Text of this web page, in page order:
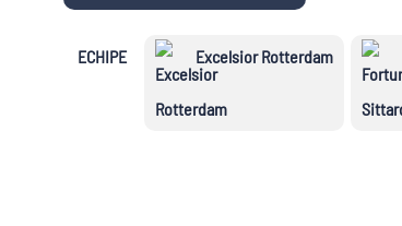
ECHIPE Excelsior Rotterdam